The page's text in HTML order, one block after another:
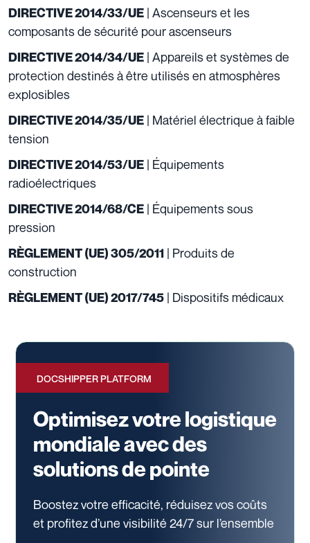
DIRECTIVE 2014/33/UE | Ascenseurs et les
composants de sécurité pour ascenseurs
DIRECTIVE 2014/34/UE | Appareils et systèmes de
protection destinés à être utilisés en atmosphères
explosibles
DIRECTIVE 2014/35/UE | Matériel électrique à faible
tension
DIRECTIVE 2014/53/UE | Équipements
radioélectriques
DIRECTIVE 2014/68/CE | Équipements sous
pression
RÈGLEMENT (UE) 305/2011 | Produits de
construction
RÈGLEMENT (UE) 2017/745 | Dispositifs médicaux
DOCSHIPPER PLATFORM
Optimisez votre logistique
mondiale avec des
solutions de pointe
Boostez votre efficacité, réduisez vos coûts
et profitez d’une visibilité 24/7sur l’ensemble